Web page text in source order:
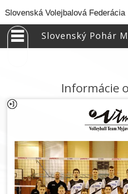
Slovenská Volejbalová Federácia
Slovenský Pohár
Informácie